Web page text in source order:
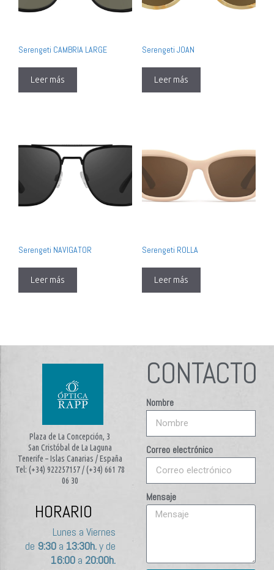
Serengeti CAMBRIA LARGE
Leer más
Serengeti JOAN
Leer más
Serengeti NAVIGATOR
Leer más
Serengeti ROLLA
Leer más
Plaza de La Concepción, 3
San Cristóbal de La Laguna
Tenerife – Islas Canarias / España
Tel: (+34) 922257157 / (+34) 661 78
06 30
HORARIO
Lunes a Viernes
de 9:30a 13:30h.y de
16:00a 20:00h.
CONTACTO
Nombre
Correo electrónico
Mensaje